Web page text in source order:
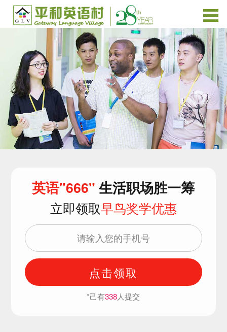
英语"666"生活职场胜一筹
立即领取早鸟奖学优惠
点击领取
*己有338人提交